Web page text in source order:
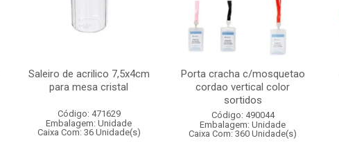
Saleiro de acrilico 7,5x4cm
para mesa cristal
Código: 471629
Embalagem: Unidade
Caixa Com: 36 Unidade(s)
Porta cracha c/mosquetao
cordao vertical color
sortidos
Código: 490044
Embalagem: Unidade
Caixa Com: 360 Unidade(s)